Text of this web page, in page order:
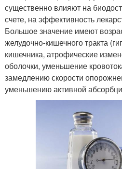
существенно влияют на
счете, на эффективность
Большое значение имеют
желудочно-кишечного тракта
кишечника, атрофические
оболочки, уменьшение
замедлению скорости
уменьшению активной